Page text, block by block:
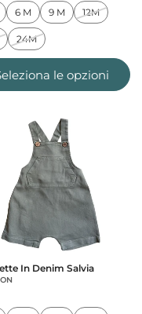
6 M 9 M 12M
24M
le opzioni
In Denim Salvia